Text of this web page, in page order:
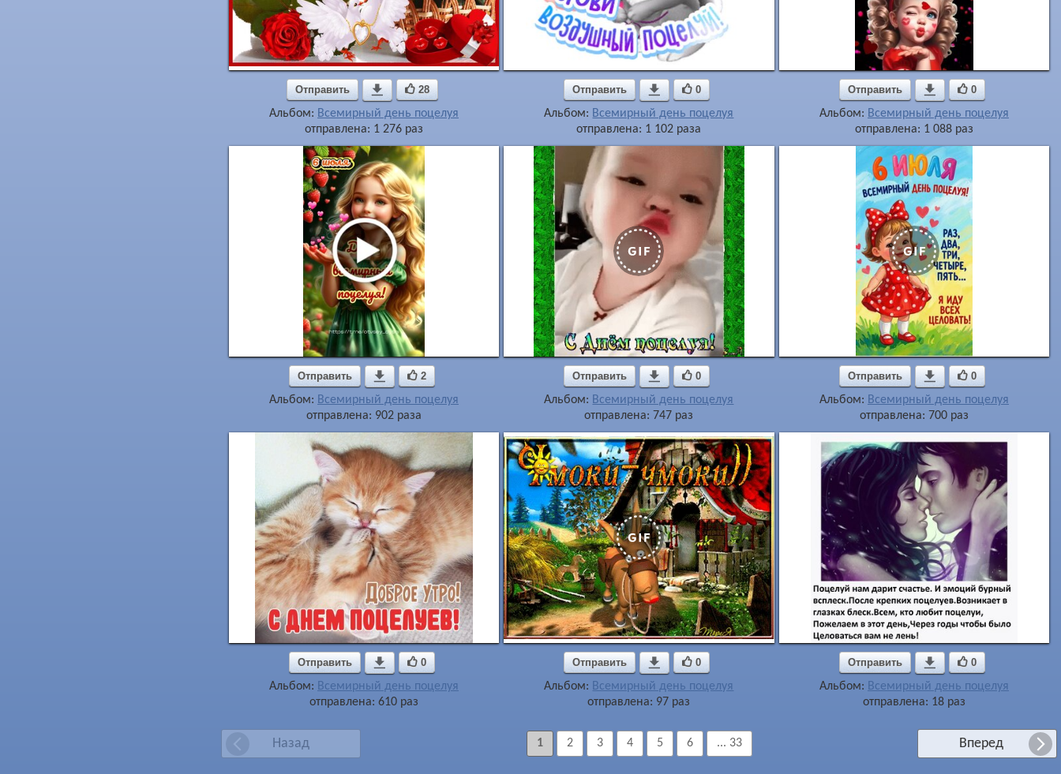
Отправить  28
Альбом: Всемирный день поцелуя
отправлена: 1 276 раз
Отправить  0
Альбом: Всемирный день поцелуя
отправлена: 1 102 раза
Отправить  0
Альбом: Всемирный день поцелуя
отправлена: 1 088 раз
Отправить  2
Альбом: Всемирный день поцелуя
отправлена: 902 раза
Отправить  0
Альбом: Всемирный день поцелуя
отправлена: 747 раз
Отправить  0
Альбом: Всемирный день поцелуя
отправлена: 700 раз
Отправить  0
Альбом: Всемирный день поцелуя
отправлена: 610 раз
Отправить  0
Альбом: Всемирный день поцелуя
отправлена: 97 раз
Отправить  0
Альбом: Всемирный день поцелуя
отправлена: 18 раз
Назад Вперед
1 2 3 4 5 6 ... 33